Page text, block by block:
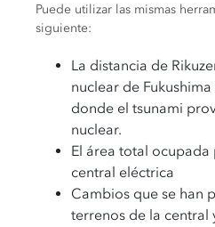
Puede utilizar las mismas
siguiente:
La distancia de
nuclear de
donde el tsunami
nuclear.
El área total
central eléctrica
Cambios que se han
terrenos de la central